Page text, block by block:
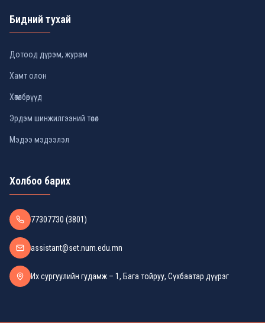
Бидний тухай
Дотоод дүрэм, журам
Хамт олон
Хөтөлбөрүүд
Эрдэм шинжилгээний төсөл
Мэдээ мэдээлэл
Холбоо барих
77307730 (3801)
assistant@set.num.edu.mn
Их сургуулийн гудамж – 1, Бага тойруу, Сүхбаатар дүүрэг